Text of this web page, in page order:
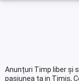
Anunțuri Timp liber și
pasiunea ta in Timis,